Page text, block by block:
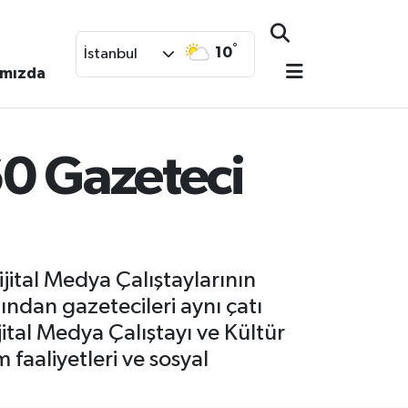
İstanbul 10°
Gazeteci
Medya Çalıştaylarının
gazetecileri aynı çatı
Medya Çalıştayı ve Kültür
faaliyetleri ve sosyal